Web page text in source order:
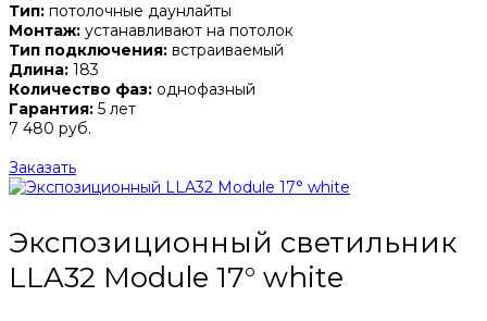
Тип: потолочные даунлайты
Монтаж: устанавливают на потолок
Тип подключения: встраиваемый
Длина: 183
Количество фаз: однофазный
Гарантия: 5 лет
7 480 руб.
Заказать
Экспозиционный светильник
LLA32 Module 17° white